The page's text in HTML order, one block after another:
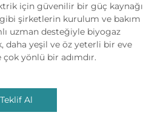
için güvenilir bir güç kaynağı
şirketlerin kurulum ve bakım
uzman desteğiyle biyogaz
daha yeşil ve öz yeterli bir eve
yönlü bir adımdır.
Teklif Al